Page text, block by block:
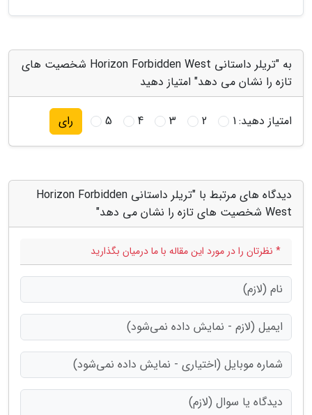
به "تریلر داستانی Horizon Forbidden West شخصیت های
تازه را نشان می دهد" امتیاز دهید
امتیاز دهید:1
2
3
4
5 رای
دیدگاه های مرتبط با "تریلر داستانی Horizon Forbidden
West شخصیت های تازه را نشان می دهد"
* نظرتان را در مورد این مقاله با ما درمیان بگذارید